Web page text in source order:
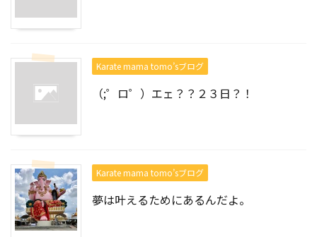
Karate mama tomo’sブログ
（;゜ロ゜）エェ？？２３日？！
Karate mama tomo’sブログ
夢は叶えるためにあるんだよ。